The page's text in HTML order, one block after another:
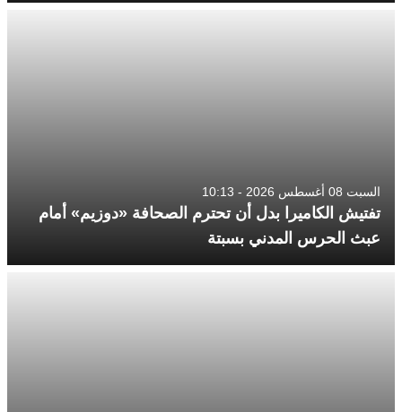
السبت 08 أغسطس 2026 - 10:13
تفتيش الكاميرا بدل أن تحترم الصحافة «دوزيم» أمام
عبث الحرس المدني بسبتة